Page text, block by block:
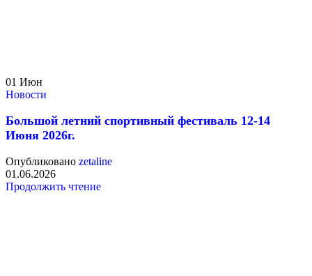
01 Июн
Новости
Большой летний спортивный фестиваль 12-14
Июня 2026г.
Опубликовано zetaline
01.06.2026
Продолжить чтение